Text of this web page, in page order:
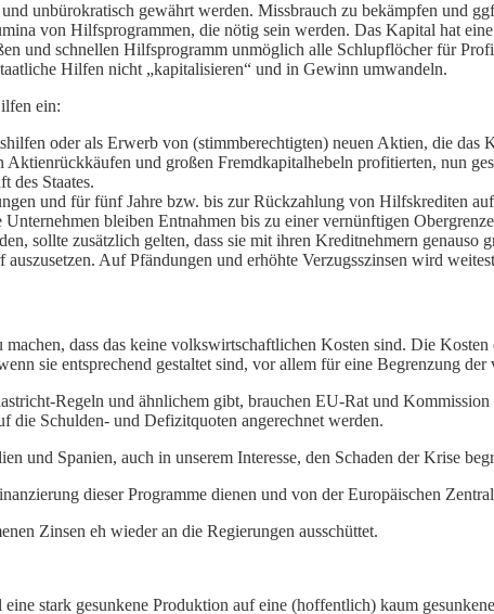
unbürokratisch gewährt werden. Missbrauch zu bekämpfen und
von Hilfsprogrammen, die nötig sein werden. Das Kapital hat
und schnellen Hilfsprogramm unmöglich alle Schlupflöcher für
Hilfen nicht „kapitalisieren“ und in Gewinn umwandeln.
ein:
oder als Erwerb von (stimmberechtigten) neuen Aktien, die das
und großen Fremdkapitalhebeln profitierten, nun
des Staates.
und für fünf Jahre bzw. bis zur Rückzahlung von Hilfskrediten
bleiben Entnahmen bis zu einer vernünftigen
sollte zusätzlich gelten, dass sie mit ihren Kreditnehmern
Auf Pfändungen und erhöhte Verzugsszinsen wird
dass das keine volkswirtschaftlichen Kosten sind. Die
sie entsprechend gestaltet sind, vor allem für eine Begrenzung
Regeln und ähnlichem gibt, brauchen EU-Rat und
die Schulden- und Defizitquoten angerechnet werden.
und Spanien, auch in unserem Interesse, den Schaden der Krise
dieser Programme dienen und von der Europäischen
Zinsen eh wieder an die Regierungen ausschüttet.
stark gesunkene Produktion auf eine (hoffentlich) kaum